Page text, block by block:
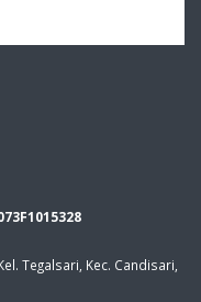
Tegalsari, Kec. Candisari,